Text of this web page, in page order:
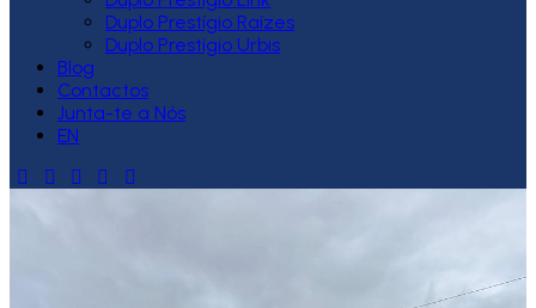
Duplo Prestígio Raízes
Duplo Prestígio Urbis
Blog
Contactos
Junta-te a Nós
EN